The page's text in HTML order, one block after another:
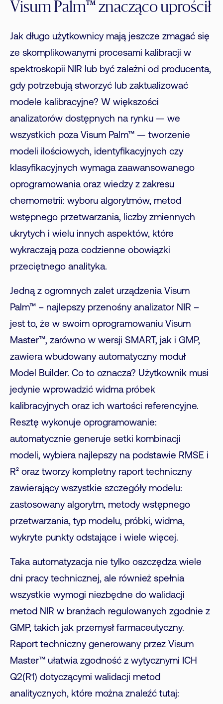
Visum Palm™ znacząco uprościł
Jak długo użytkownicy mają jeszcze zmagać się
ze skomplikowanymi procesami kalibracji w
spektroskopii NIR lub być zależni od producenta,
gdy potrzebują stworzyć lub zaktualizować
modele kalibracyjne? W większości
analizatorów dostępnych na rynku — we
wszystkich poza Visum Palm™ — tworzenie
modeli ilościowych, identyfikacyjnych czy
klasyfikacyjnych wymaga zaawansowanego
oprogramowania oraz wiedzy z zakresu
chemometrii: wyboru algorytmów, metod
wstępnego przetwarzania, liczby zmiennych
ukrytych i wielu innych aspektów, które
wykraczają poza codzienne obowiązki
przeciętnego analityka.
Jedną z ogromnych zalet urządzenia Visum
Palm™ – najlepszy przenośny analizator NIR –
jest to, że w swoim oprogramowaniu Visum
Master™, zarówno w wersji SMART, jak i GMP,
zawiera wbudowany automatyczny moduł
Model Builder. Co to oznacza? Użytkownik musi
jedynie wprowadzić widma próbek
kalibracyjnych oraz ich wartości referencyjne.
Resztę wykonuje oprogramowanie:
automatycznie generuje setki kombinacji
modeli, wybiera najlepszy na podstawie RMSE i
R² oraz tworzy kompletny raport techniczny
zawierający wszystkie szczegóły modelu:
zastosowany algorytm, metody wstępnego
przetwarzania, typ modelu, próbki, widma,
wykryte punkty odstające i wiele więcej.
Taka automatyzacja nie tylko oszczędza wiele
dni pracy technicznej, ale również spełnia
wszystkie wymogi niezbędne do walidacji
metod NIR w branżach regulowanych zgodnie z
GMP, takich jak przemysł farmaceutyczny.
Raport techniczny generowany przez Visum
Master™ ułatwia zgodność z wytycznymi ICH
Q2(R1) dotyczącymi walidacji metod
analitycznych, które można znaleźć tutaj: